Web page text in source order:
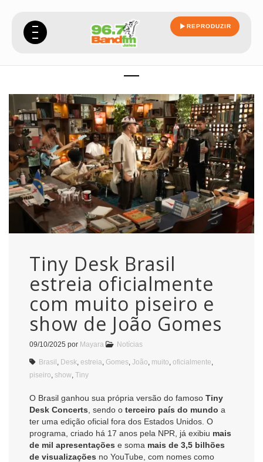
REPRODUZIR
Tiny Desk Brasil
estreia oficialmente
com muito piseiro e
show de João Gomes
09/10/2025 por Mayara Notícias
Brasil Desk estreia Gomes João muito oficialmente
piseiro show Tiny
O Brasil ganhou sua própria versão do famoso Tiny
Desk Concerts , sendo o terceiro país do mundo a
ter uma edição oficial fora dos Estados Unidos. O
programa, criado há 17 anos pela NPR, já exibiu mais
de mil apresentações e soma mais de 3,5 bilhões
de visualizações no YouTube, com nomes como